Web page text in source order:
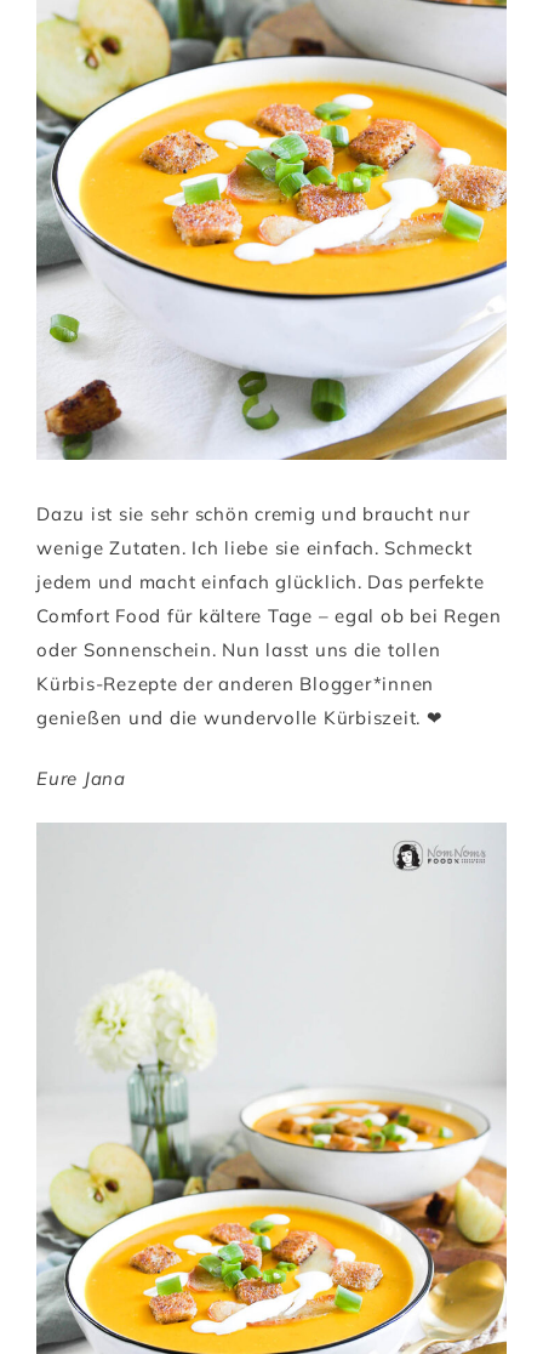
Dazu ist sie sehr schön cremig und braucht nur
wenige Zutaten. Ich liebe sie einfach. Schmeckt
jedem und macht einfach glücklich. Das perfekte
Comfort Food für kältere Tage – egal ob bei Regen
oder Sonnenschein. Nun lasst uns die tollen
Kürbis-Rezepte der anderen Blogger*innen
genießen und die wundervolle Kürbiszeit. ❤
Eure Jana